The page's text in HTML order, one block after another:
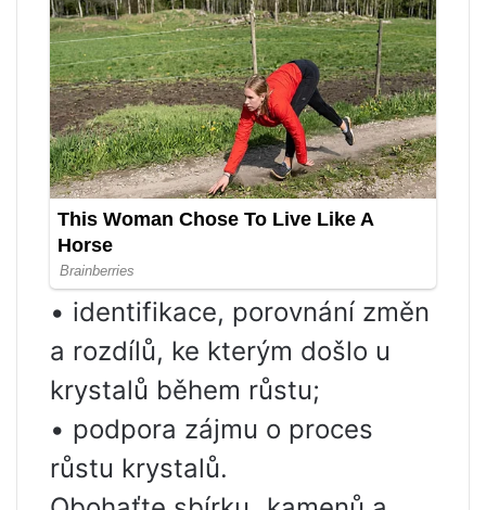
• identifikace, porovnání změn
a rozdílů, ke kterým došlo u
krystalů během růstu;
• podpora zájmu o proces
růstu krystalů.